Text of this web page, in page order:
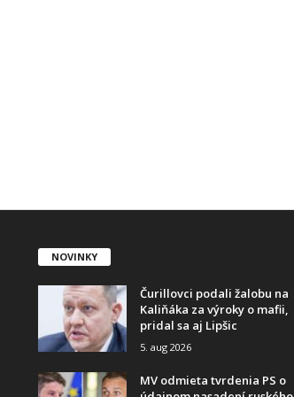
NOVINKY
Čurillovci podali žalobu na
Kaliňáka za výroky o mafii,
pridal sa aj Lipšic
5. aug 2026
MV odmieta tvrdenia PS o